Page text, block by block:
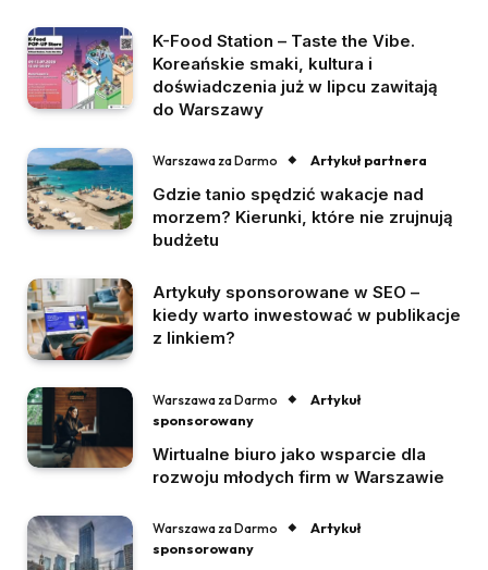
K-Food Station – Taste the Vibe.
Koreańskie smaki, kultura i
doświadczenia już w lipcu zawitają
do Warszawy
Warszawa za Darmo Artykuł partnera
Gdzie tanio spędzić wakacje nad
morzem? Kierunki, które nie zrujnują
budżetu
Artykuły sponsorowane w SEO –
kiedy warto inwestować w publikacje
z linkiem?
Warszawa za Darmo
Artykuł
sponsorowany
Wirtualne biuro jako wsparcie dla
rozwoju młodych firm w Warszawie
Warszawa za Darmo
Artykuł
sponsorowany